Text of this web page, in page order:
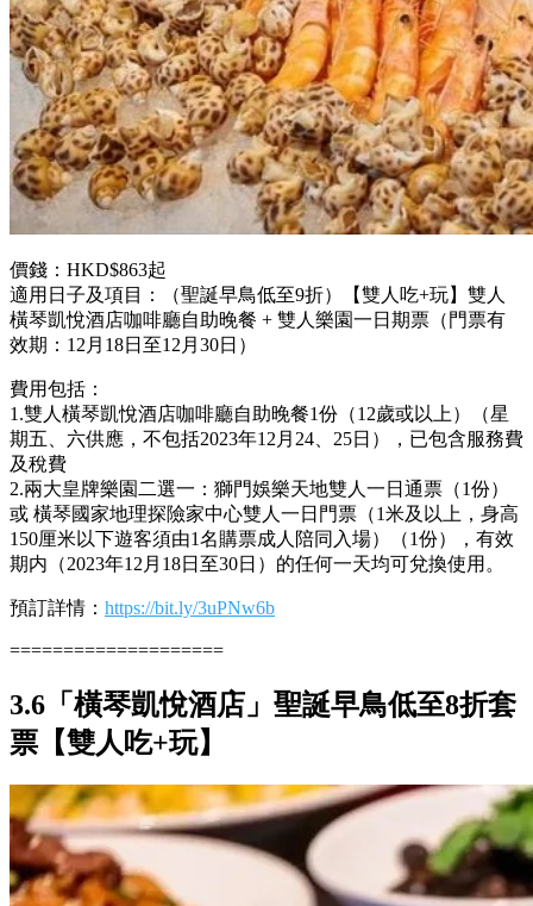
價錢：HKD$863起
適用日子及項目：
（聖誕早鳥低至9折）【雙人吃+玩】雙人
橫琴凱悅酒店咖啡廳自助晚餐 + 雙人樂園一日期票（門票有
效期：12月18日至12月30日）
費用包括：
1.雙人橫琴凱悅酒店咖啡廳自助晚餐1份（12歲或以上）（星
期五、六供應，不包括2023年12月24、25日），已包含服務費
及稅費
2.兩大皇牌樂園二選一：獅門娛樂天地雙人一日通票（1份）
或 橫琴國家地理探險家中心雙人一日門票（1米及以上，身高
150厘米以下遊客須由1名購票成人陪同入場）（1份），有效
期内（2023年12月18日至30日）的任何一天均可兌換使用。
預訂詳情： https://bit.ly/3uPNw6b
====================
3.6「橫琴凱悅酒店」聖誕早鳥低至8折套
票【雙人吃+玩】